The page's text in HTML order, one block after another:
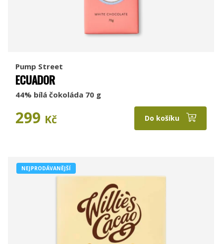
Pump Street
ECUADOR
44% bílá čokoláda 70 g
299 Kč Do košíku
NEJPRODÁVANĚJŠÍ